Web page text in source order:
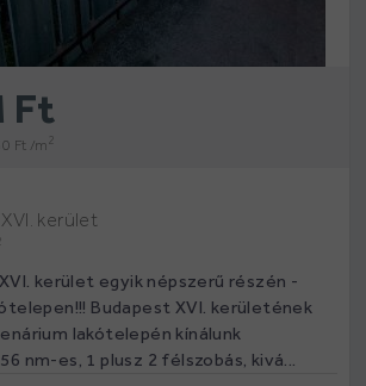
Ft
Ft /m2
kerület
kerület egyik népszerű részén -
Budapest XVI. kerületének
lakótelepén kínálunk
nm-es, 1 plusz 2 félszobás, kivá...